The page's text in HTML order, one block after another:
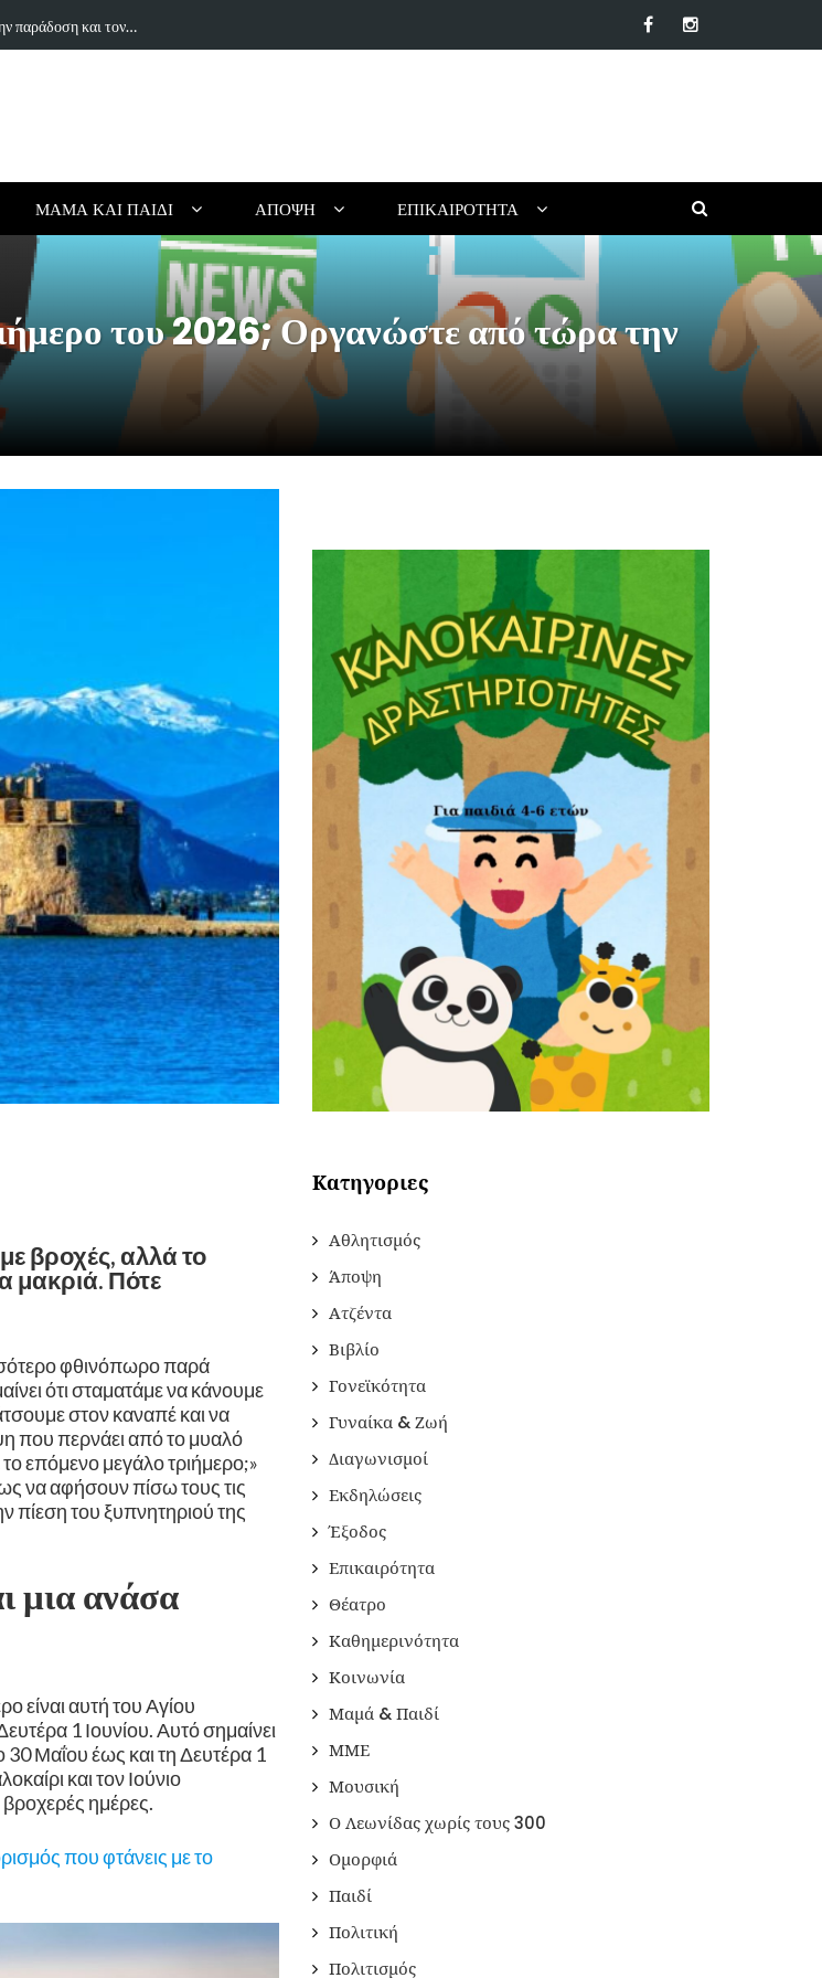
που σπάει τη… 5 Ιδέες & Βιβλία για ένα Δημιουργικό Καλοκαίρι Χωρίς Οθόνες (για Παιδιά…
ΜΑΜΆ ΚΑΙ ΠΑΙΔΊ ΆΠΟΨΗ ΕΠΙΚΑΙΡΌΤΗΤΑ
του 2026; Οργανώστε από τώρα την
βροχές, αλλά το
μακριά. Πότε
φθινόπωρο παρά
ότι σταματάμε να κάνουμε
στον καναπέ και να
που περνάει από το μυαλό
επόμενο μεγάλο τριήμερο;»
να αφήσουν πίσω τους τις
πίεση του ξυπνητηριού της
μια ανάσα
είναι αυτή του Αγίου
1 Ιουνίου. ​Αυτό σημαίνει
30 Μαΐου έως και τη Δευτέρα 1
και τον Ιούνιο
ημέρες.
που φτάνεις με το
Κατηγοριες
Αθλητισμός
Άποψη
Ατζέντα
Βιβλίο
Γονεϊκότητα
Γυναίκα & Ζωή
Διαγωνισμοί
Εκδηλώσεις
Έξοδος
Επικαιρότητα
Θέατρο
Καθημερινότητα
Κοινωνία
Μαμά & Παιδί
ΜΜΕ
Μουσική
Ο Λεωνίδας χωρίς τους 300
Ομορφιά
Παιδί
Πολιτική
Πολιτισμός